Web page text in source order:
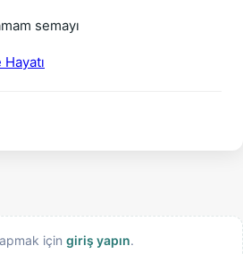
semayı
Hayatı
için giriş yapın.